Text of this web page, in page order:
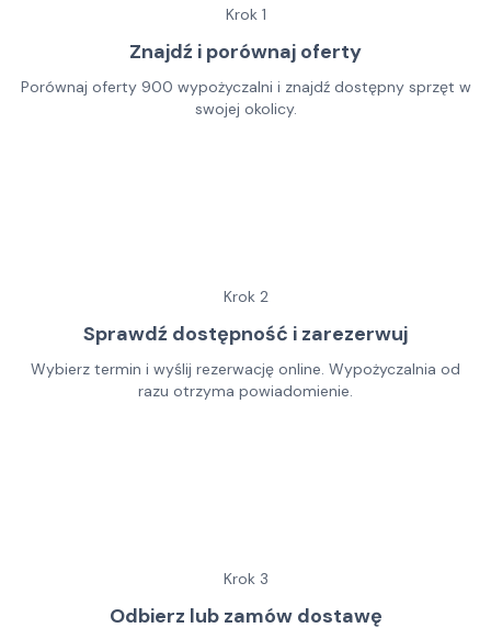
Krok 1
Znajdź i porównaj oferty
Porównaj oferty 900 wypożyczalni i znajdź dostępny sprzęt w
swojej okolicy.
Krok 2
Sprawdź dostępność i zarezerwuj
Wybierz termin i wyślij rezerwację online. Wypożyczalnia od
razu otrzyma powiadomienie.
Krok 3
Odbierz lub zamów dostawę